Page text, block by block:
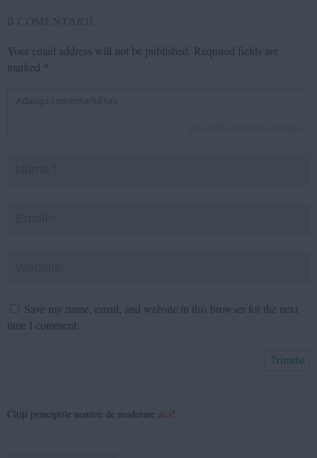
Your email address will not be published. Required fields are
marked *
Save my name, email, and website in this browser for the next
time I comment.
Citiți principiile noastre de moderare aici !